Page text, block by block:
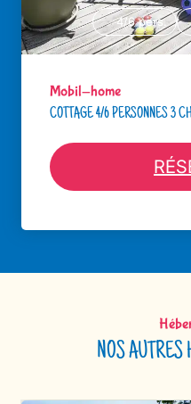
4/6 pers.
Mobil-home
COTTAGE 4/6 PERSONNES 3
NOS AUTRES